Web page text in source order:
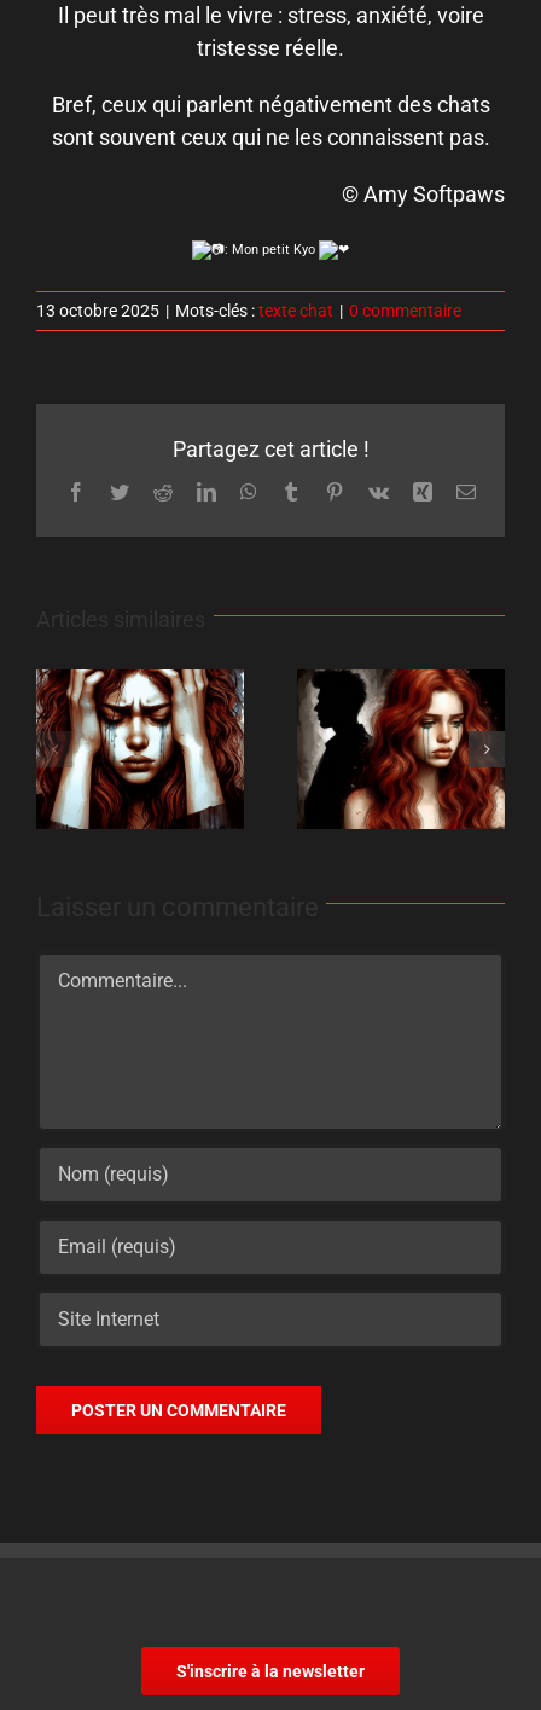
Il peut très mal le vivre : stress, anxiété, voire
tristesse réelle.
Bref, ceux qui parlent négativement des chats
sont souvent ceux qui ne les connaissent pas.
© Amy Softpaws
: Mon petit Kyo
13 octobre 2025 | Mots-clés :texte chat | 0 commentaire
Partagez cet article !
Facebook
TwitterRedditLinkedInWhatsApp
TumblrPinterest
Vk Xing Email
S'inscrire à la newsletter